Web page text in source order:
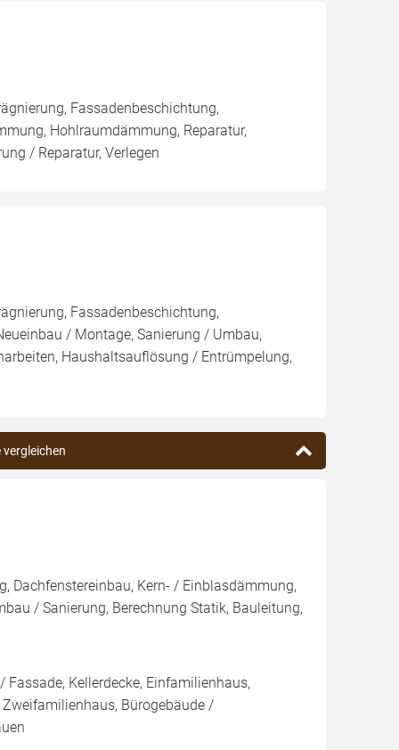
Fassadenbeschichtung,
Hohlraumdämmung, Reparatur,
/ Reparatur, Verlegen
Fassadenbeschichtung,
/ Montage, Sanierung / Umbau,
Haushaltsauflösung / Entrümpelung,
Dachfenstereinbau, Kern- / Einblasdämmung,
/ Sanierung, Berechnung Statik, Bauleitung,
Kellerdecke, Einfamilienhaus,
Bürogebäude /